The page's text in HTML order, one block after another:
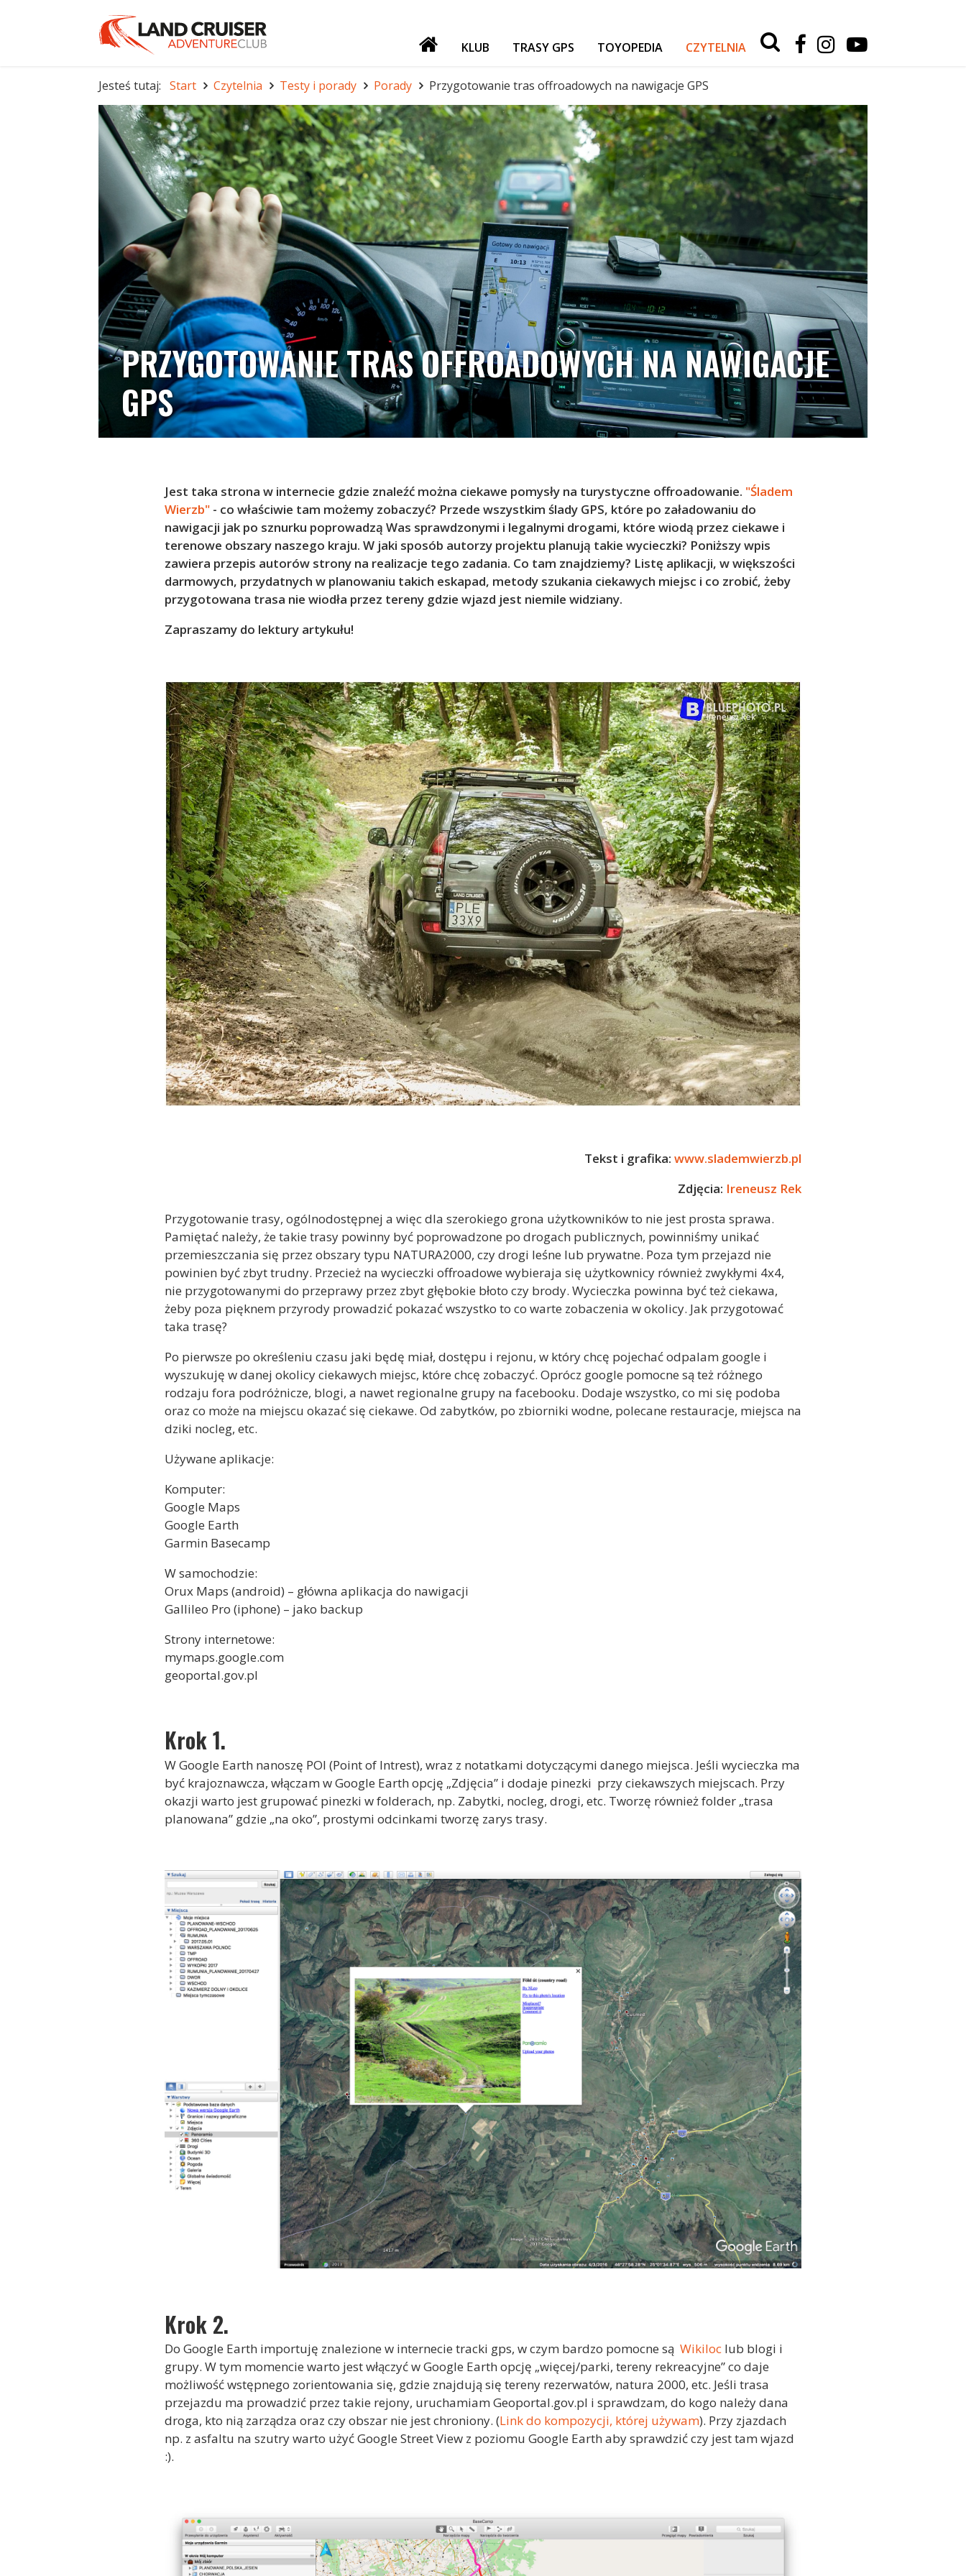
KLUB
GADŻETY
GIEŁDA
FORUM TORF
TRASY GPS TOYOPEDIA CZYTELNIA
TESTY I PORADY
AUTA
SPORT
characters
results.
Jesteś tutaj: Start Czytelnia Testy i porady Porady Przygotowanie tras offroadowych na nawigacje GPS
PRZYGOTOWANIE TRAS OFFROADOWYCH NA NAWIGACJE
GPS
Jest taka strona w internecie gdzie znaleźć można ciekawe pomysły na turystyczne offroadowanie. "Śladem
Wierzb" - co właściwie tam możemy zobaczyć? Przede wszystkim ślady GPS, które po załadowaniu do
nawigacji jak po sznurku poprowadzą Was sprawdzonymi i legalnymi drogami, które wiodą przez ciekawe i
terenowe obszary naszego kraju. W jaki sposób autorzy projektu planują takie wycieczki? Poniższy wpis
zawiera przepis autorów strony na realizacje tego zadania. Co tam znajdziemy? Listę aplikacji, w większości
darmowych, przydatnych w planowaniu takich eskapad, metody szukania ciekawych miejsc i co zrobić, żeby
przygotowana trasa nie wiodła przez tereny gdzie wjazd jest niemile widziany.
Zapraszamy do lektury artykułu!
Tekst i grafika:www.slademwierzb.pl
Zdjęcia: Ireneusz Rek
Przygotowanie trasy, ogólnodostępnej a więc dla szerokiego grona użytkowników to nie jest prosta sprawa.
Pamiętać należy, że takie trasy powinny być poprowadzone po drogach publicznych, powinniśmy unikać
przemieszczania się przez obszary typu NATURA2000, czy drogi leśne lub prywatne. Poza tym przejazd nie
powinien być zbyt trudny. Przecież na wycieczki offroadowe wybieraja się użytkownicy również zwykłymi 4x4,
nie przygotowanymi do przeprawy przez zbyt głębokie błoto czy brody. Wycieczka powinna być też ciekawa,
żeby poza pięknem przyrody prowadzić pokazać wszystko to co warte zobaczenia w okolicy. Jak przygotować
taka trasę?
Po pierwsze po określeniu czasu jaki będę miał, dostępu i rejonu, w który chcę pojechać odpalam google i
wyszukuję w danej okolicy ciekawych miejsc, które chcę zobaczyć. Oprócz google pomocne są też różnego
rodzaju fora podróżnicze, blogi, a nawet regionalne grupy na facebooku. Dodaje wszystko, co mi się podoba
oraz co może na miejscu okazać się ciekawe. Od zabytków, po zbiorniki wodne, polecane restauracje, miejsca na
dziki nocleg, etc.
Używane aplikacje:
Komputer:
Google Maps
Google Earth
Garmin Basecamp
W samochodzie:
Orux Maps (android) – główna aplikacja do nawigacji
Gallileo Pro (iphone) – jako backup
Strony internetowe:
mymaps.google.com
geoportal.gov.pl
Krok 1.
W Google Earth nanoszę POI (Point of Intrest), wraz z notatkami dotyczącymi danego miejsca. Jeśli wycieczka ma
być krajoznawcza, włączam w Google Earth opcję „Zdjęcia” i dodaje pinezki przy ciekawszych miejscach. Przy
okazji warto jest grupować pinezki w folderach, np. Zabytki, nocleg, drogi, etc. Tworzę również folder „trasa
planowana” gdzie „na oko”, prostymi odcinkami tworzę zarys trasy.
Krok 2.
Do Google Earth importuję znalezione w internecie tracki gps, w czym bardzo pomocne są Wikiloclub blogi i
grupy. W tym momencie warto jest włączyć w Google Earth opcję „więcej/parki, tereny rekreacyjne” co daje
możliwość wstępnego zorientowania się, gdzie znajdują się tereny rezerwatów, natura 2000, etc. Jeśli trasa
przejazdu ma prowadzić przez takie rejony, uruchamiam Geoportal.gov.pl i sprawdzam, do kogo należy dana
droga, kto nią zarządza oraz czy obszar nie jest chroniony. (Link do kompozycji, której używam). Przy zjazdach
np. z asfaltu na szutry warto użyć Google Street View z poziomu Google Earth aby sprawdzić czy jest tam wjazd
:).